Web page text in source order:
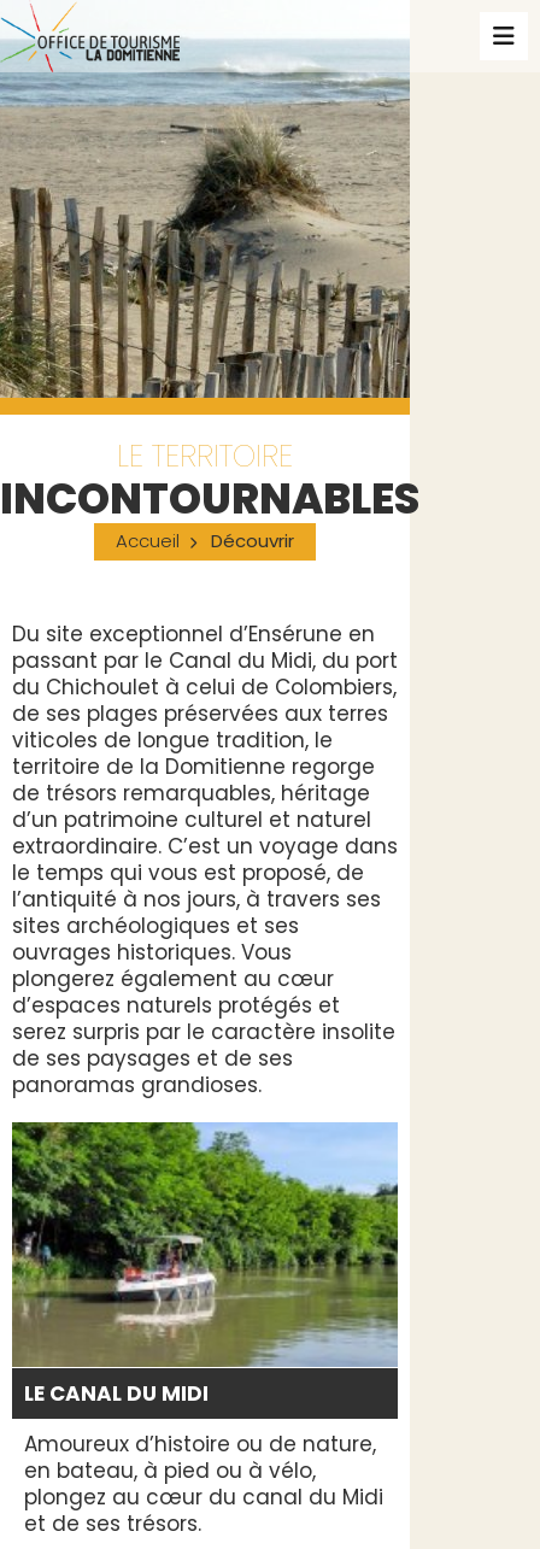
LE TERRITOIRE
INCONTOURNABLES
Accueil Découvrir
Du site exceptionnel d’Ensérune en
passant par le Canal du Midi, du port
du Chichoulet à celui de Colombiers,
de ses plages préservées aux terres
viticoles de longue tradition, le
territoire de la Domitienne regorge
de trésors remarquables, héritage
d’un patrimoine culturel et naturel
extraordinaire. C’est un voyage dans
le temps qui vous est proposé, de
l’antiquité à nos jours, à travers ses
sites archéologiques et ses
ouvrages historiques. Vous
plongerez également au cœur
d’espaces naturels protégés et
serez surpris par le caractère insolite
de ses paysages et de ses
panoramas grandioses.
LE CANAL DU MIDI
Amoureux d’histoire ou de nature,
en bateau, à pied ou à vélo,
plongez au cœur du canal du Midi
et de ses trésors.